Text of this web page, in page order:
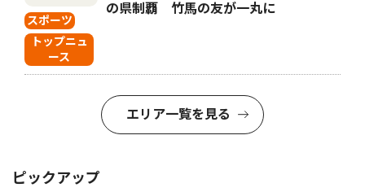
スポーツ
トップニュ
ース
の県制覇 竹馬の友が一丸に
エリア一覧を見る
ピックアップ